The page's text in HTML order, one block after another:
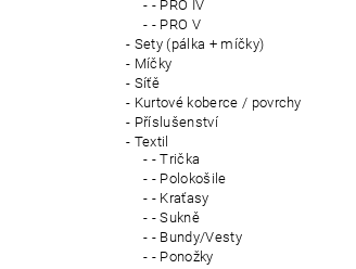
- PRO IV
- PRO V
Sety (pálka + míčky)
Míčky
Síťě
Kurtové koberce / povrchy
Příslušenství
Textil
- Trička
- Polokošile
- Kraťasy
- Sukně
- Bundy/Vesty
- Ponožky